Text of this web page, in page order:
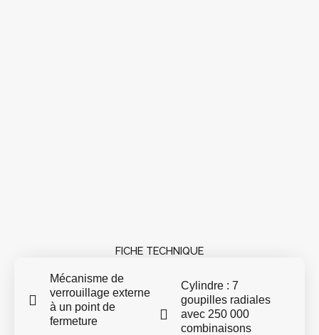
FICHE TECHNIQUE
Mécanisme de
verrouillage externe
à un point de
fermeture
Cylindre : 7
goupilles radiales
avec 250 000
combinaisons